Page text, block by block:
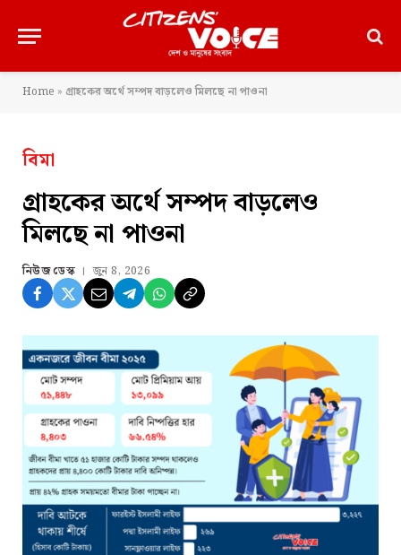
Home » গ্রাহকের অর্থে সম্পদ বাড়লেও মিলছে না পাওনা
বিমা
গ্রাহকের অর্থে সম্পদ বাড়লেও
মিলছে না পাওনা
নিউজ ডেস্ক জুন 8, 2026